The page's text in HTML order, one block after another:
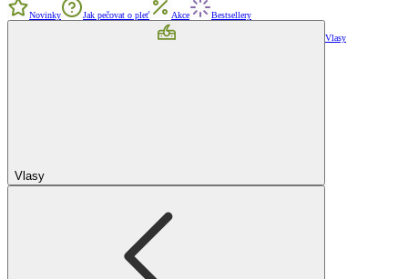
Novinky Jak pečovat o pleť Akce Bestsellery
Vlasy
Vlasy